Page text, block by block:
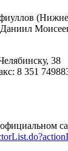
38
8 351